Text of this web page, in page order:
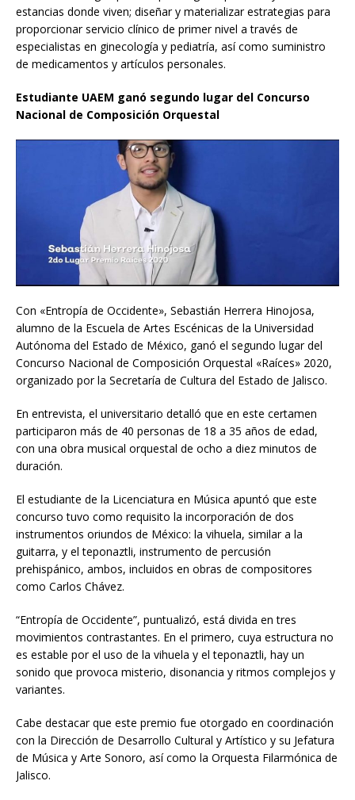
estancias donde viven; diseñar y materializar estrategias para
proporcionar servicio clínico de primer nivel a través de
especialistas en ginecología y pediatría, así como suministro
de medicamentos y artículos personales.
Estudiante UAEM ganó segundo lugar del Concurso
Nacional de Composición Orquestal
Con «Entropía de Occidente», Sebastián Herrera Hinojosa,
alumno de la Escuela de Artes Escénicas de la Universidad
Autónoma del Estado de México, ganó el segundo lugar del
Concurso Nacional de Composición Orquestal «Raíces» 2020,
organizado por la Secretaría de Cultura del Estado de Jalisco.
En entrevista, el universitario detalló que en este certamen
participaron más de 40 personas de 18 a 35 años de edad,
con una obra musical orquestal de ocho a diez minutos de
duración.
El estudiante de la Licenciatura en Música apuntó que este
concurso tuvo como requisito la incorporación de dos
instrumentos oriundos de México: la vihuela, similar a la
guitarra, y el teponaztli, instrumento de percusión
prehispánico, ambos, incluidos en obras de compositores
como Carlos Chávez.
“Entropía de Occidente”, puntualizó, está divida en tres
movimientos contrastantes. En el primero, cuya estructura no
es estable por el uso de la vihuela y el teponaztli, hay un
sonido que provoca misterio, disonancia y ritmos complejos y
variantes.
Cabe destacar que este premio fue otorgado en coordinación
con la Dirección de Desarrollo Cultural y Artístico y su Jefatura
de Música y Arte Sonoro, así como la Orquesta Filarmónica de
Jalisco.